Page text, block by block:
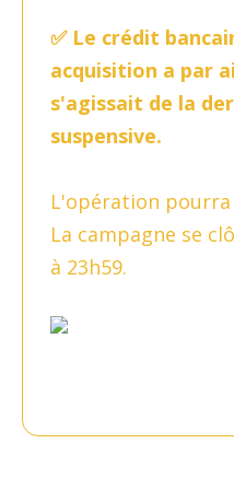
✅ Le crédit
acquisition a par
s'agissait de la
suspensive.
L'opération
La campagne se
à 23h59.